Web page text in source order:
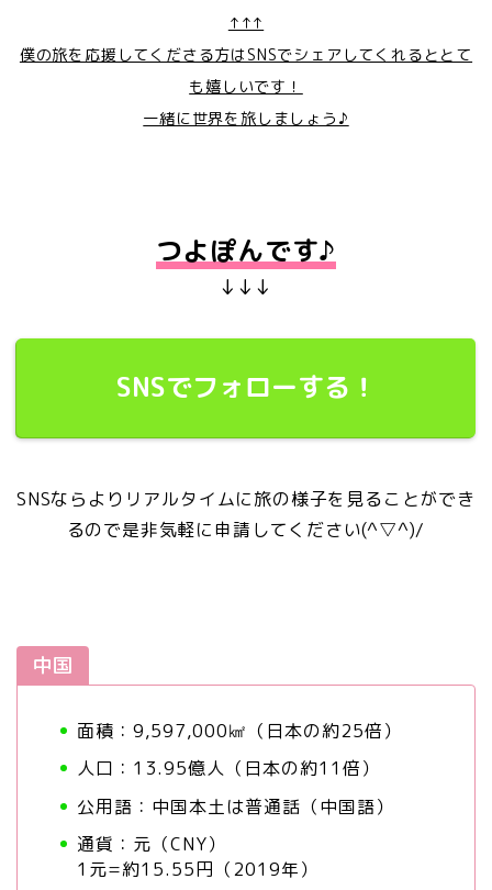
↑↑↑
僕の旅を応援してくださる方はSNSでシェアしてくれるととて
も嬉しいです！
一緒に世界を旅しましょう♪
つよぽんです♪
↓↓↓
SNSでフォローする！
SNSならよりリアルタイムに旅の様子を見ることができ
るので是非気軽に申請してください(^▽^)/
中国
面積：9,597,000㎢（日本の約25倍）
人口：13.95億人（日本の約11倍）
公用語：中国本土は普通話（中国語）
通貨：元（CNY）
1元=約15.55円（2019年）